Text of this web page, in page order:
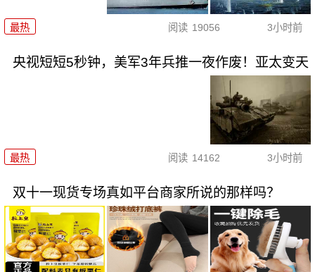
最热 阅读 19056 3小时前
央视短短5秒钟，美军3年兵推一夜作废！亚太变天
最热 阅读 14162 3小时前
双十一现货专场真如平台商家所说的那样吗？